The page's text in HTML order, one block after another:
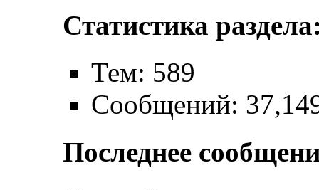
Статистика
Тем: 589
Сообщений:
Последнее